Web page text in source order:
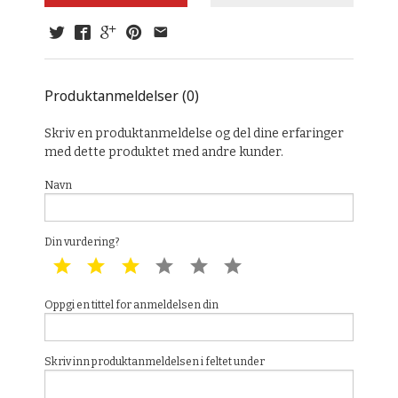
Produktanmeldelser (0)
Skriv en produktanmeldelse og del dine erfaringer
med dette produktet med andre kunder.
Navn
Din vurdering?
1 star 2 star 3 star 4 star 5 star
Oppgi en tittel for anmeldelsen din
Skriv inn produktanmeldelsen i feltet under